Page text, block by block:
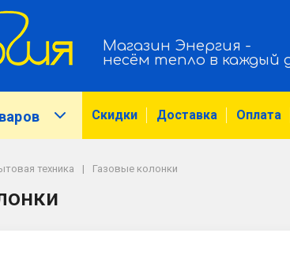
Магазин Энергия -
несём тепло в каждый
Скидки Доставка Оплата
техника Газовые колонки